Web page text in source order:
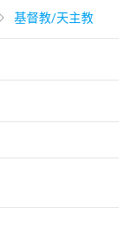
基督教/天主教